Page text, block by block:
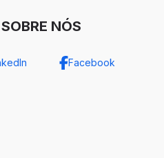
NÓS
Facebook